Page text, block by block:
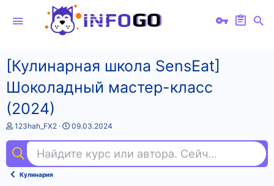
[Кулинарная школа SensЕat]
Шоколадный мастер-класс
(2024)
А
т
о
т
123hah_FX2
Д
а
н
09.03.2024
Найдите курс или автора. Сейчас ищут
Кулинария